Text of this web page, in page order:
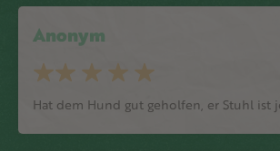
Anonym
Hat dem Hund gut geholfen, er Stuhl ist